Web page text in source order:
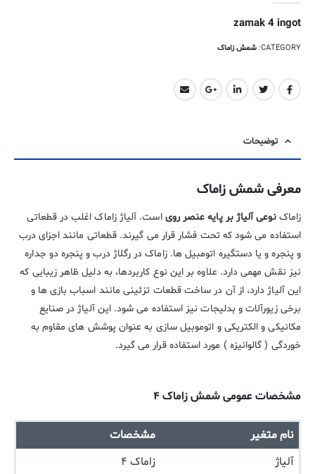
zamak 4 ingot
CATEGORY: شمش زاماک
توضیحات
معرفی شمش زاماک
زاماکنوعی آلیاژ بر پایه عنصر روی است. آلیاژ زاماک اغلب در قطعاتی
استفاده می شود که تحت فشار قرار می گیرند. قطعاتی مانند اجزای درب
و پنجره و یا دستگیره اتومبیل ها. زاماک در رگلاژ درب و پنجره دو جداره
نیز نقش مهمی دارد. علاوه بر این نوع کاربردها، به دلیل ظاهر زیبایی که
این آلیاژ دارد، از آن در ساخت قطعات تزئینی مانند اسباب بازی ها و
برخی زیورآلات و بدلیجات نیز استفاده می شود. این آلیاژ در صنایع
مکانیکی و الکتریکی و اتوموبیل سازی به عنوان پوشش های مقاوم به
خوردگی ( گالوانیزه ) مورد استفاده قرار می گیرد.
مشخصات عمومی شمش زاماک ۴
نام متغیر
مشخصات
آلیاژ
زاماک ۴